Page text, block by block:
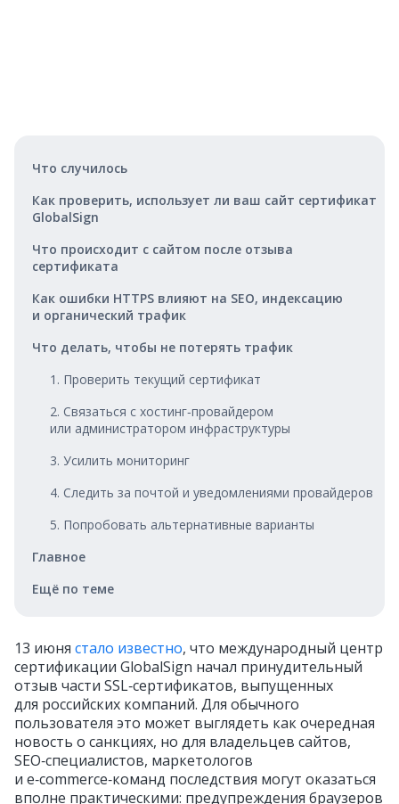
Что случилось
Как проверить, использует ли ваш сайт сертификат
GlobalSign
Что происходит с сайтом после отзыва
сертификата
Как ошибки HTTPS влияют на SEO, индексацию
и органический трафик
Что делать, чтобы не потерять трафик
1. Проверить текущий сертификат
2. Связаться с хостинг‑провайдером
или администратором инфраструктуры
3. Усилить мониторинг
4. Следить за почтой и уведомлениями провайдеров
5. Попробовать альтернативные варианты
Главное
Ещё по теме
13 июня стало известно, что международный центр
сертификации GlobalSign начал принудительный
отзыв части SSL‑сертификатов, выпущенных
для российских компаний. Для обычного
пользователя это может выглядеть как очередная
новость о санкциях, но для владельцев сайтов,
SEO‑специалистов, маркетологов
и e‑commerce‑команд последствия могут оказаться
вполне практическими: предупреждения браузеров